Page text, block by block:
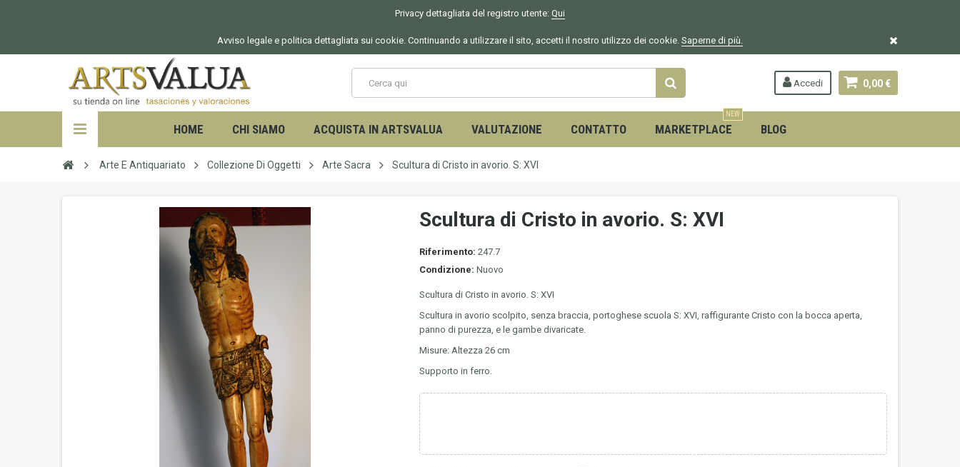
Privacy dettagliata del registro utente: Qui
Avviso legale e politica dettagliata sui cookie. Continuando a utilizzare il sito, accetti il nostro utilizzo dei cookie. Saperne di più.
0,00 €
Accedi
HOME CHI SIAMO ACQUISTA IN ARTSVALUA VALUTAZIONE CONTATTO MARKETPLACE
NEW
BLOG
Arte E Antiquariato Collezione Di Oggetti Arte Sacra Scultura di Cristo in avorio. S: XVI
Scultura di Cristo in avorio. S: XVI
Riferimento: 247.7
Condizione: Nuovo
Scultura di Cristo in avorio. S: XVI
Scultura in avorio scolpito, senza braccia, portoghese scuola S: XVI, raffigurante Cristo con la bocca aperta,
panno di purezza, e le gambe divaricate.
Misure: Altezza 26 cm
Supporto in ferro.